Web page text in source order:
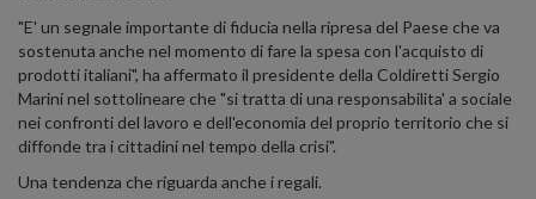
"E' un segnale importante di fiducia nella ripresa del Paese che va
sostenuta anche nel momento di fare la spesa con l'acquisto di
prodotti italiani", ha affermato il presidente della Coldiretti Sergio
Marini nel sottolineare che "si tratta di una responsabilita' a sociale
nei confronti del lavoro e dell'economia del proprio territorio che si
diffonde tra i cittadini nel tempo della crisi".
Una tendenza che riguarda anche i regali.